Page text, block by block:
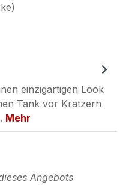
einzigartigen Look
Tank vor Kratzern
Mehr
Angebots